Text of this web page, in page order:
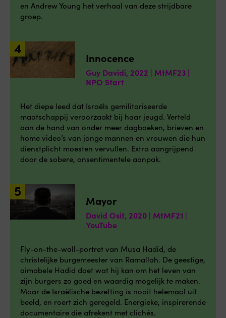
en Andrew Young het verhaal van deze strijdbare
groep.
Innocence
Guy Davidi, 2022 | MtMF23 |
NPO Start
Het diepe leed dat Israëls gemilitariseerde
maatschappij veroorzaakt bij haar jeugd. Verteld
aan de hand van onder meer dagboeken, brieven en
home video’s van jonge mannen en vrouwen die hun
dienstplicht moesten vervullen. Extra aangrijpend
door de sobere, onsentimentele aanpak.
Mayor
David Osit, 2020 | MtMF21 |
YouTube
Fly-on-the-wall-portret van Musa Hadid, de
christelijke burgemeester van Ramallah. De geestige,
aimabele Hadid doet wat hij kan om het leven van
zijn burgers zo goed en waardig mogelijk te maken.
Maar de Israëlische bezetting is nooit helemaal uit
beeld, en roert zich geregeld. Energieke, inspirerende
documentaire die afrekent met clichés.